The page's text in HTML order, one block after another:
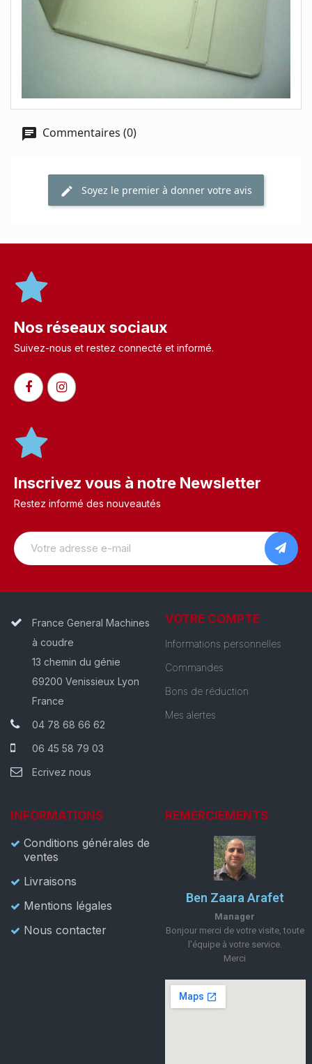
Commentaires (0)
Soyez le premier à donner votre avis
Nos réseaux sociaux
Suivez-nous et restez connecté et informé.​
Inscrivez vous à notre Newsletter
Restez informé des nouveautés
France General Machines
à coudre
13 chemin du génie
69200 Venissieux Lyon
France
04 78 68 66 62
06 45 58 79 03
Ecrivez nous
VOTRE COMPTE
Informations personnelles
Commandes
Bons de réduction
Mes alertes
INFORMATIONS
Conditions générales de
ventes
Livraisons
Mentions légales
Nous contacter
REMERCIEMENTS
Ben Zaara Arafet
Manager
Bonjour merci de votre visite, toute
l'équipe à votre service.
Merci